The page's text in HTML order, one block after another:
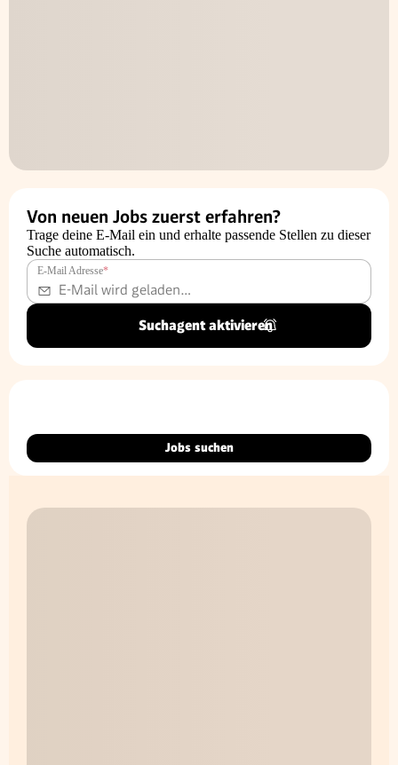
Von neuen Jobs zuerst erfahren?
Trage deine E-Mail ein und erhalte passende Stellen zu dieser
Suche automatisch.
E-Mail Adresse*
Suchagent aktivieren
Jobs suchen